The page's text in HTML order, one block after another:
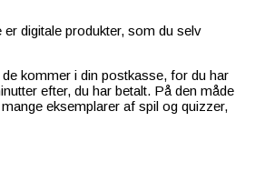
digitale produkter, som du selv
kommer i din postkasse, for du har
efter, du har betalt. På den måde
eksemplarer af spil og quizzer,